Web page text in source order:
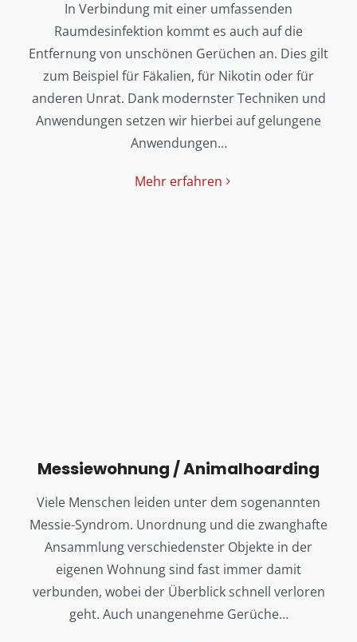
In Verbindung mit einer umfassenden
Raumdesinfektion kommt es auch auf die
Entfernung von unschönen Gerüchen an. Dies gilt
zum Beispiel für Fäkalien, für Nikotin oder für
anderen Unrat. Dank modernster Techniken und
Anwendungen setzen wir hierbei auf gelungene
Anwendungen…
Mehr erfahren
Messiewohnung / Animalhoarding
Viele Menschen leiden unter dem sogenannten
Messie-Syndrom. Unordnung und die zwanghafte
Ansammlung verschiedenster Objekte in der
eigenen Wohnung sind fast immer damit
verbunden, wobei der Überblick schnell verloren
geht. Auch unangenehme Gerüche…